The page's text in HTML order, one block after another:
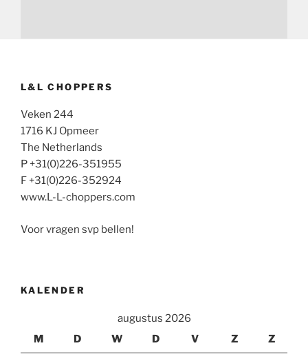
L&L CHOPPERS
Veken 244
1716 KJ Opmeer
The Netherlands
P +31(0)226-351955
F +31(0)226-352924
www.L-L-choppers.com
Voor vragen svp bellen!
KALENDER
augustus 2026
M
D W D V Z Z